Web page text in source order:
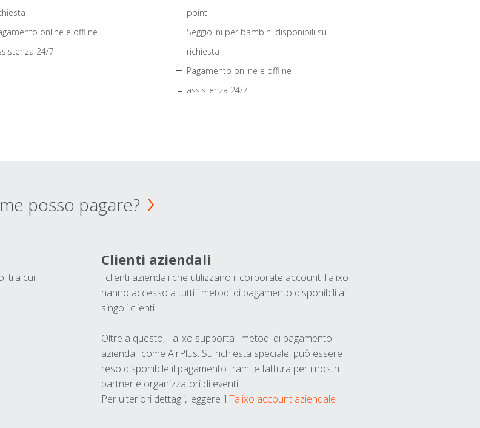
online e offline
24/7
point
Seggiolini per bambini disponibili su
richiesta
Pagamento online e offline
assistenza 24/7
posso pagare?
tra cui
Clienti aziendali
i clienti aziendali che utilizzano il corporate account Talixo
hanno accesso a tutti i metodi di pagamento disponibili ai
singoli clienti.
Oltre a questo, Talixo supporta i metodi di pagamento
aziendali come AirPlus. Su richiesta speciale, può essere
reso disponibile il pagamento tramite fattura per i nostri
partner e organizzatori di eventi.
Per ulteriori dettagli, leggere il Talixo account aziendale